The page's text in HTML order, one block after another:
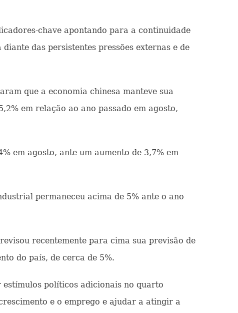
chave apontando para a continuidade
das persistentes pressões externas e de
que a economia chinesa manteve sua
em relação ao ano passado em agosto,
em agosto, ante um aumento de 3,7% em
permaneceu acima de 5% ante o ano
recentemente para cima sua previsão de
do país, de cerca de 5%.
estímulos políticos adicionais no quarto
e o emprego e ajudar a atingir a